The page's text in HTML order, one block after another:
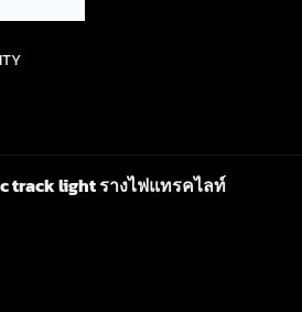
track light รางไฟแทรคไลท์